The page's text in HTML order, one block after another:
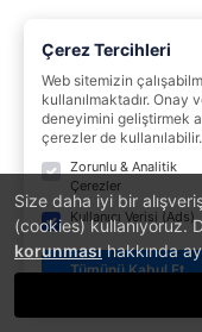
Size daha iyi bir
(cookies) kullanıyoruz.
korunmasıhakkında
Çerez Tercihleri
Web sitemizin
kullanılmaktadır. Onay
deneyimini geliştirmek
çerezler de kullanılabilir.
Zorunlu & Analitik
Çerezler
Kullanıcı Verisi (Ads)
Tümünü Kabul Et